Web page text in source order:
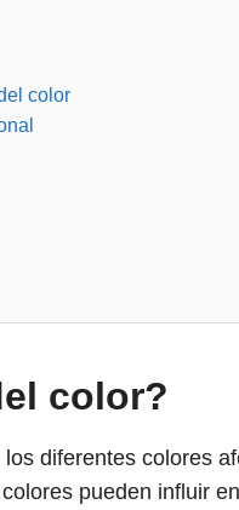
color
color?
diferentes colores
pueden influir